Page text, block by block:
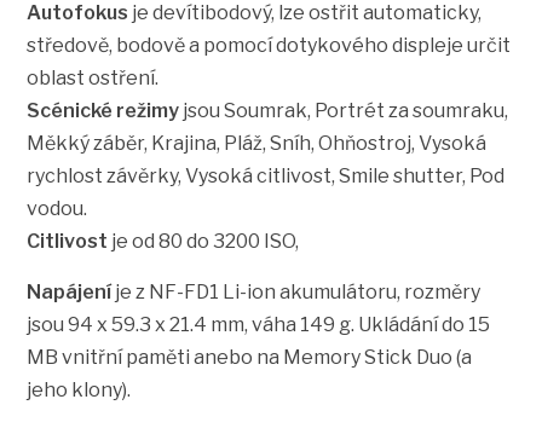
Autofokus je devítibodový, lze ostřit automaticky,
středově, bodově a pomocí dotykového displeje určit
oblast ostření.
Scénické režimy jsou Soumrak, Portrét za soumraku,
Měkký záběr, Krajina, Pláž, Sníh, Ohňostroj, Vysoká
rychlost závěrky, Vysoká citlivost, Smile shutter, Pod
vodou.
Citlivost je od 80 do 3200 ISO,
Napájeníje z NF-FD1 Li-ion akumulátoru, rozměry
jsou 94 x 59.3 x 21.4 mm, váha 149 g. Ukládání do 15
MB vnitřní paměti anebo na Memory Stick Duo (a
jeho klony).